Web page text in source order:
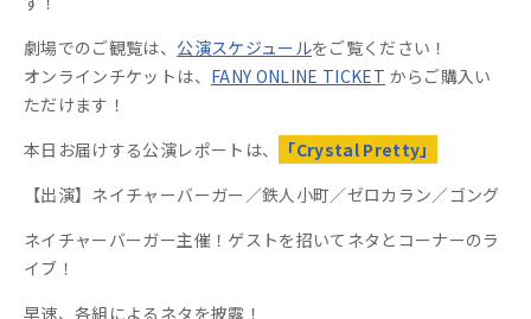
劇場でのご観覧は、 公演スケジュールをご覧ください！
オンラインチケットは、 FANY ONLINE TICKET からご購入い
ただけます！
本日お届けする公演レポートは、
「Crystal Pretty」
【出演】ネイチャーバーガー／鉄人小町／ゼロカラン／ゴング
ネイチャーバーガー主催！ゲストを招いてネタとコーナーのラ
イブ！
早速、各組によるネタを披露！